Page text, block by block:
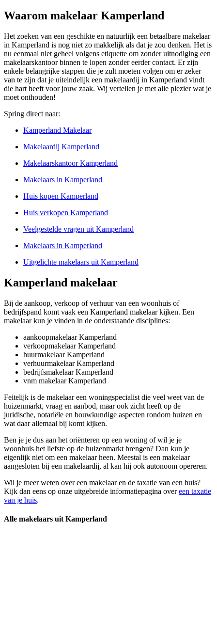
Waarom makelaar Kamperland
Het zoeken van een geschikte en natuurlijk een betaalbare makelaar
in Kamperland is nog niet zo makkelijk als dat je zou denken. Het is
nu eenmaal niet geheel volgens etiquette om zonder uitnodiging een
makelaarskantoor binnen te lopen zonder eerder contact. Er zijn
enkele belangrijke stappen die je zult moeten volgen om er zeker
van te zijn dat je uiteindelijk een makelaardij in Kamperland vindt
die hart heeft voor jouw zaak. Wij vertellen je met alle plezier wat je
moet onthouden!
Spring direct naar:
Kamperland Makelaar
Makelaardij Kamperland
Makelaarskantoor Kamperland
Makelaars in Kamperland
Huis kopen Kamperland
Huis verkopen Kamperland
Veelgestelde vragen uit Kamperland
Makelaars in Kamperland
Uitgelichte makelaars uit Kamperland
Kamperland makelaar
Bij de aankoop, verkoop of verhuur van een woonhuis of
bedrijfspand komt vaak een Kamperland makelaar kijken. Een
makelaar kun je vinden in de onderstaande disciplines:
aankoopmakelaar Kamperland
verkoopmakelaar Kamperland
huurmakelaar Kamperland
verhuurmakelaar Kamperland
bedrijfsmakelaar Kamperland
vnm makelaar Kamperland
Feitelijk is de makelaar een woningspecialist die veel weet van de
huizenmarkt, vraag en aanbod, maar ook zicht heeft op de
juridische, notariële en bouwkundige aspecten rondom huizen en
wat daar allemaal bij komt kijken.
Ben je je dus aan het oriënteren op een woning of wil je je
woonhuis het liefste op de huizenmarkt brengen? Dan kun je
eigenlijk niet om een makelaar heen. Meestal is een makelaar
aangesloten bij een makelaardij, al kan hij ook autonoom opereren.
Wil je meer weten over een makelaar en de taxatie van een huis?
Kijk dan eens op onze uitgebreide informatiepagina overeen taxatie
van je huis.
Alle makelaars uit Kamperland